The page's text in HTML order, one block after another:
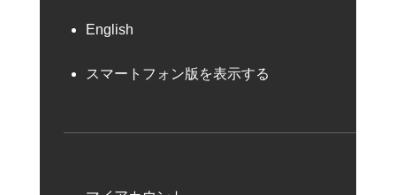
English
スマートフォン版を表示する